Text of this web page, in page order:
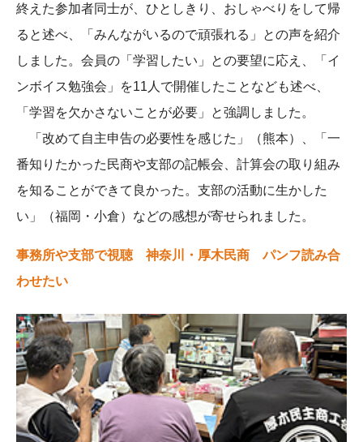
終えた参加者同士が、ひとしきり、おしゃべりをして帰
ると述べ、「みんながいるので頑張れる」との声を紹介
しました。会員の「学習したい」との要望に応え、「イ
ンボイス勉強会」を11人で開催したことなども述べ、
「学習を欠かさないことが必要」と強調しました。
「改めて自主申告の必要性を感じた」（熊本）、「一
番知りたかった民商や支部の記帳会、計算会の取り組み
を知ることができて良かった。支部の活動に生かした
い」（福岡・小倉）などの感想が寄せられました。
事務所や支部で視聴 神奈川・厚木民商 パンフ読み合
わせたい